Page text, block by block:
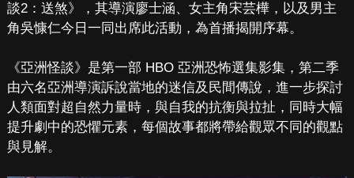
談2：送煞》，其導演廖士涵、女主角宋芸樺，以及男主
角吳慷仁今日一同出席此活動，為首播揭開序幕。
《亞洲怪談》是第一部 HBO 亞洲恐怖選集影集，第二季
由六名亞洲導演訴說當地的迷信及民間傳說，進一步探討
人類面對超自然力量時，與自我的抗衡與拉扯，同時大幅
提升劇中的恐懼元素，每個故事都將帶給觀眾不同的觀點
與見解。